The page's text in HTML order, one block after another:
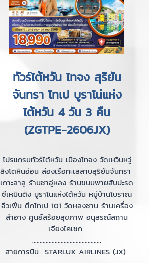
ทัวร์ไต้หวัน ไทจง สุริยัน
จันทรา ไทเป บูราโน่แห่ง
ไต้หวัน 4 วัน 3 คืน
(ZGTPE-2606JX)
โปรแกรมทัวร์ไต้หวัน เมืองไทจง วัดเหวินหวู่
สิงโตหินอ่อน ล่องเรือทะเลสาบสุริยันจันทรา
เกาะลาลู ร้านชาอู่หลง ร้านขนมพายสับปะรด
ซีเหมินติง บูราโนแห่งไต้หวัน หมู่บ้านโบราณ
จิ่วเฟิ่น ตึกไทเป 101 วัดหลงซาน ร้านเครื่อง
สำอาง ศูนย์สร้อยสุขภาพ อนุสรณ์สถาน
เจียงไคเชก
..............................................
สายการบิน STARLUX AIRLINES (JX)